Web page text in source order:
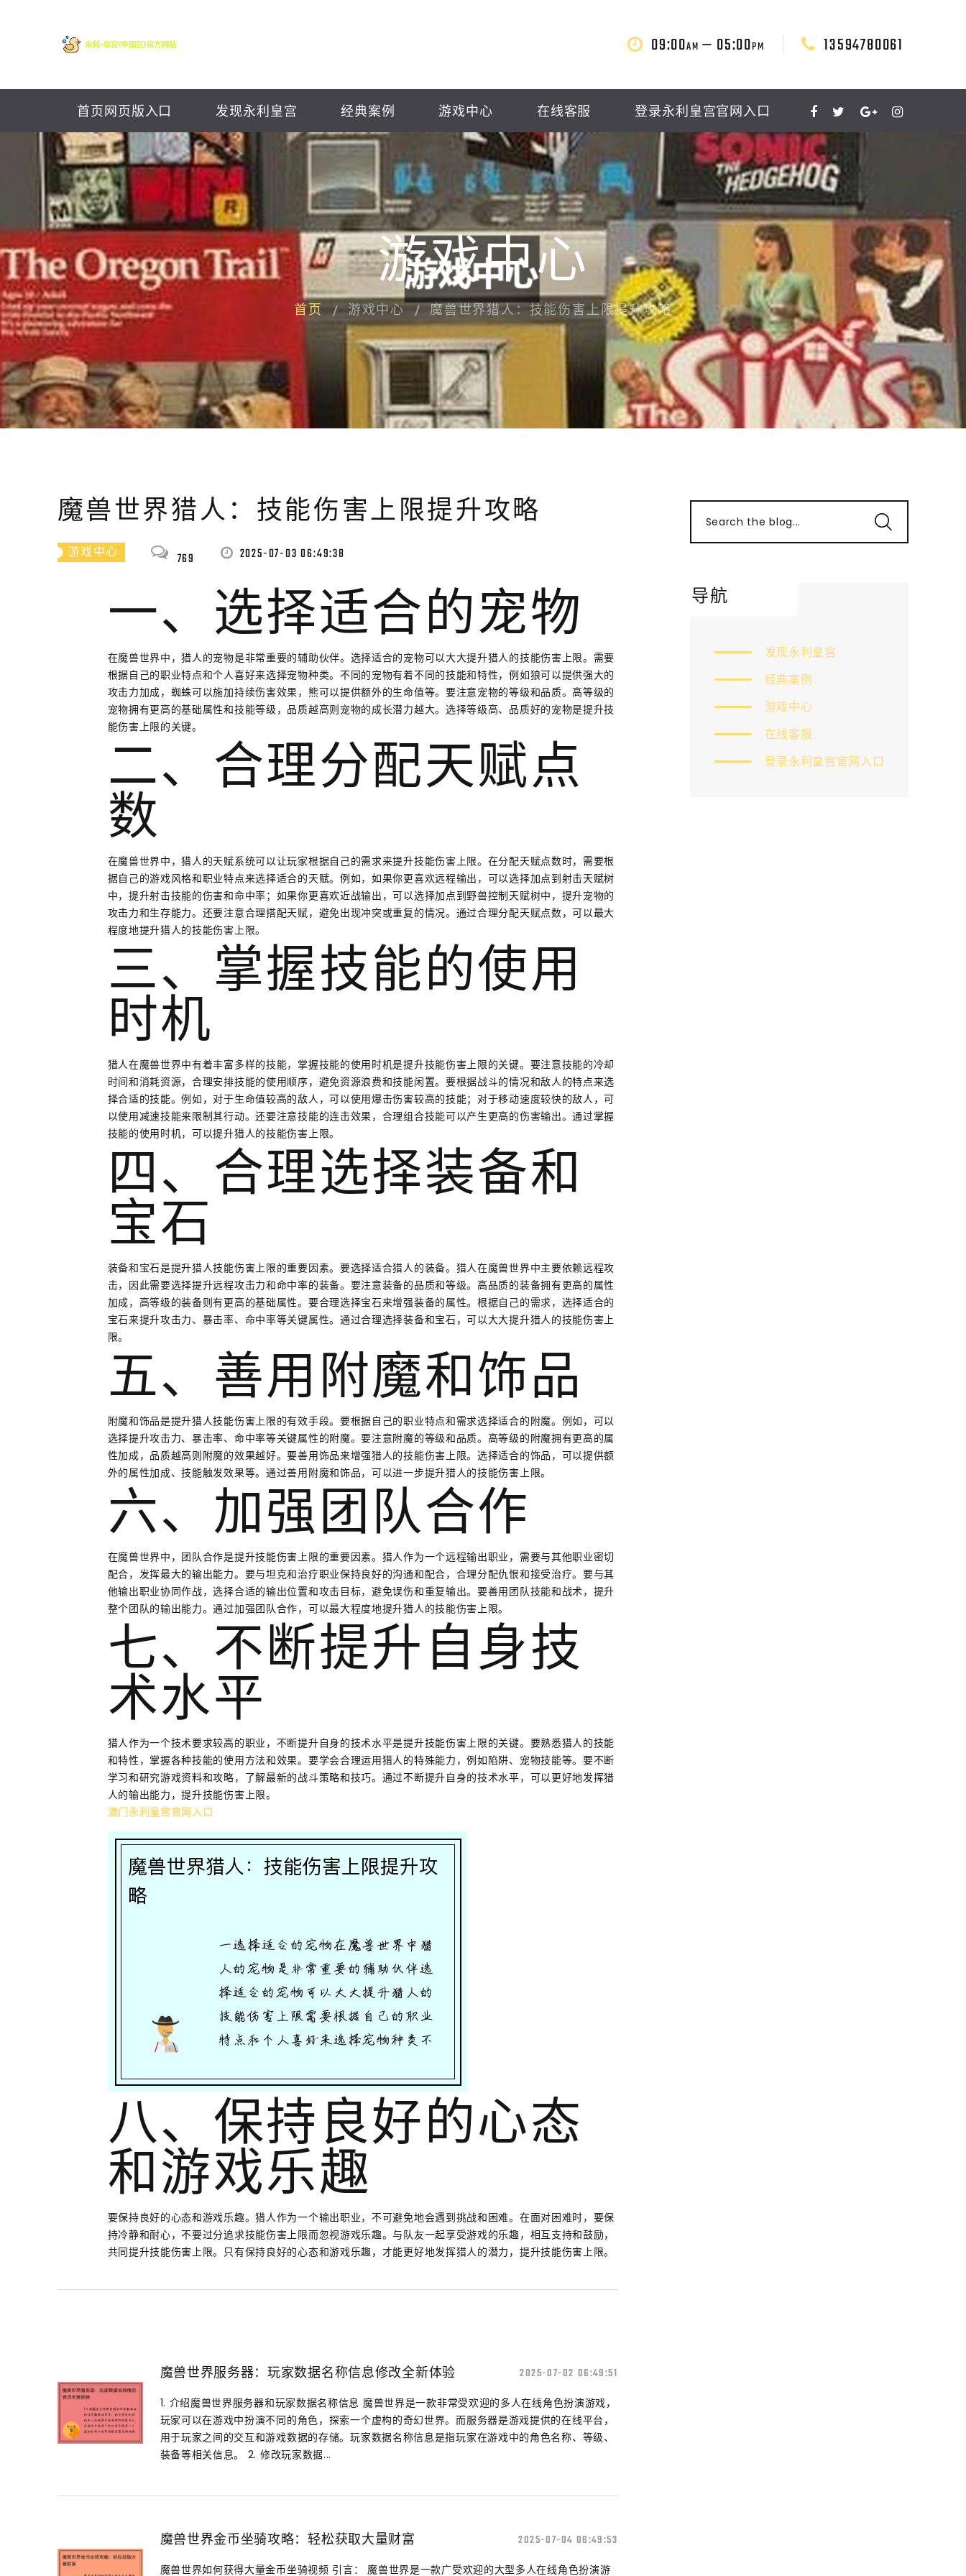
09:00AM — 05:00PM 13594780061
首页网页版入口 发现永利皇宫 经典案例 游戏中心 在线客服 登录永利皇宫官网入口
游戏中心
首页 游戏中心 魔兽世界猎人：技能伤害上限提升攻略
魔兽世界猎人：技能伤害上限提升攻略
游戏中心 769 2025-07-03 06:49:38
一、选择适合的宠物
在魔兽世界中，猎人的宠物是非常重要的辅助伙伴。选择适合的宠物可以大大提升猎人的技能伤害上限。需要
根据自己的职业特点和个人喜好来选择宠物种类。不同的宠物有着不同的技能和特性，例如狼可以提供强大的
攻击力加成，蜘蛛可以施加持续伤害效果，熊可以提供额外的生命值等。要注意宠物的等级和品质。高等级的
宠物拥有更高的基础属性和技能等级，品质越高则宠物的成长潜力越大。选择等级高、品质好的宠物是提升技
能伤害上限的关键。
二、合理分配天赋点
数
在魔兽世界中，猎人的天赋系统可以让玩家根据自己的需求来提升技能伤害上限。在分配天赋点数时，需要根
据自己的游戏风格和职业特点来选择适合的天赋。例如，如果你更喜欢远程输出，可以选择加点到射击天赋树
中，提升射击技能的伤害和命中率；如果你更喜欢近战输出，可以选择加点到野兽控制天赋树中，提升宠物的
攻击力和生存能力。还要注意合理搭配天赋，避免出现冲突或重复的情况。通过合理分配天赋点数，可以最大
程度地提升猎人的技能伤害上限。
三、掌握技能的使用
时机
猎人在魔兽世界中有着丰富多样的技能，掌握技能的使用时机是提升技能伤害上限的关键。要注意技能的冷却
时间和消耗资源，合理安排技能的使用顺序，避免资源浪费和技能闲置。要根据战斗的情况和敌人的特点来选
择合适的技能。例如，对于生命值较高的敌人，可以使用爆击伤害较高的技能；对于移动速度较快的敌人，可
以使用减速技能来限制其行动。还要注意技能的连击效果，合理组合技能可以产生更高的伤害输出。通过掌握
技能的使用时机，可以提升猎人的技能伤害上限。
四、合理选择装备和
宝石
装备和宝石是提升猎人技能伤害上限的重要因素。要选择适合猎人的装备。猎人在魔兽世界中主要依赖远程攻
击，因此需要选择提升远程攻击力和命中率的装备。要注意装备的品质和等级。高品质的装备拥有更高的属性
加成，高等级的装备则有更高的基础属性。要合理选择宝石来增强装备的属性。根据自己的需求，选择适合的
宝石来提升攻击力、暴击率、命中率等关键属性。通过合理选择装备和宝石，可以大大提升猎人的技能伤害上
限。
五、善用附魔和饰品
附魔和饰品是提升猎人技能伤害上限的有效手段。要根据自己的职业特点和需求选择适合的附魔。例如，可以
选择提升攻击力、暴击率、命中率等关键属性的附魔。要注意附魔的等级和品质。高等级的附魔拥有更高的属
性加成，品质越高则附魔的效果越好。要善用饰品来增强猎人的技能伤害上限。选择适合的饰品，可以提供额
外的属性加成、技能触发效果等。通过善用附魔和饰品，可以进一步提升猎人的技能伤害上限。
六、加强团队合作
在魔兽世界中，团队合作是提升技能伤害上限的重要因素。猎人作为一个远程输出职业，需要与其他职业密切
配合，发挥最大的输出能力。要与坦克和治疗职业保持良好的沟通和配合，合理分配仇恨和接受治疗。要与其
他输出职业协同作战，选择合适的输出位置和攻击目标，避免误伤和重复输出。要善用团队技能和战术，提升
整个团队的输出能力。通过加强团队合作，可以最大程度地提升猎人的技能伤害上限。
七、不断提升自身技
术水平
猎人作为一个技术要求较高的职业，不断提升自身的技术水平是提升技能伤害上限的关键。要熟悉猎人的技能
和特性，掌握各种技能的使用方法和效果。要学会合理运用猎人的特殊能力，例如陷阱、宠物技能等。要不断
学习和研究游戏资料和攻略，了解最新的战斗策略和技巧。通过不断提升自身的技术水平，可以更好地发挥猎
人的输出能力，提升技能伤害上限。
澳门永利皇宫官网入口
八、保持良好的心态
和游戏乐趣
要保持良好的心态和游戏乐趣。猎人作为一个输出职业，不可避免地会遇到挑战和困难。在面对困难时，要保
持冷静和耐心，不要过分追求技能伤害上限而忽视游戏乐趣。与队友一起享受游戏的乐趣，相互支持和鼓励，
共同提升技能伤害上限。只有保持良好的心态和游戏乐趣，才能更好地发挥猎人的潜力，提升技能伤害上限。
魔兽世界服务器：玩家数据名称信息修改全新体验 2025-07-02 06:49:51
1. 介绍魔兽世界服务器和玩家数据名称信息 魔兽世界是一款非常受欢迎的多人在线角色扮演游戏，
玩家可以在游戏中扮演不同的角色，探索一个虚构的奇幻世界。而服务器是游戏提供的在线平台，
用于玩家之间的交互和游戏数据的存储。玩家数据名称信息是指玩家在游戏中的角色名称、等级、
装备等相关信息。 2. 修改玩家数据...
魔兽世界金币坐骑攻略：轻松获取大量财富 2025-07-04 06:49:53
魔兽世界如何获得大量金币坐骑视频 引言： 魔兽世界是一款广受欢迎的大型多人在线角色扮演游
Search the blog...
导航
发现永利皇宫
经典案例
游戏中心
在线客服
登录永利皇宫官网入口